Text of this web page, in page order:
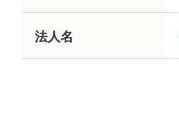
法人名